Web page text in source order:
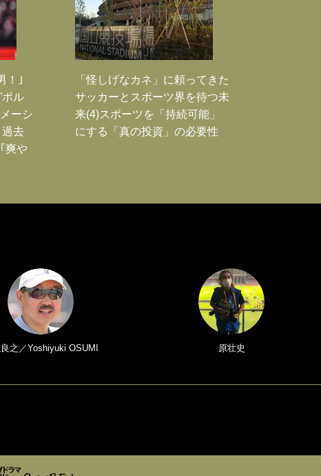
！｣
ポル
ーシ
過去
爽や
「怪しげなカネ」に頼ってきた
サッカーとスポーツ界を待つ未
来(4)スポーツを「持続可能」
にする「真の投資」の必要性
之／Yoshiyuki OSUMI 原壮史